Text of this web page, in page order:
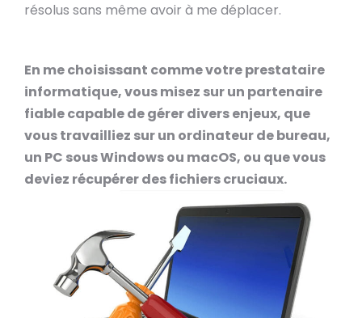
résolus sans même avoir à me déplacer.
En me choisissant comme votre prestataire
informatique, vous misez sur un partenaire
fiable capable de gérer divers enjeux, que
vous travailliez sur un ordinateur de bureau,
un PC sous Windows ou macOS, ou que vous
deviez récupérer des fichiers cruciaux.